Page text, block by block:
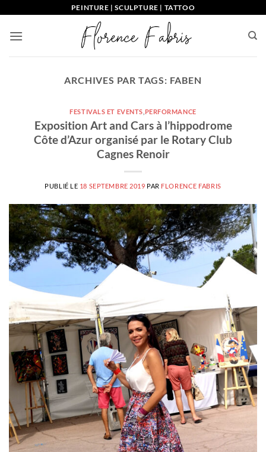
contenu
PEINTURE | SCULPTURE | TATTOO
ARCHIVES PAR TAGS: FABEN
FESTIVALS ET EVENTS PERFORMANCE
Exposition Art and Cars à l’hippodrome
Côte d’Azur organisé par le Rotary Club
Cagnes Renoir
PUBLIÉ LE 18 SEPTEMBRE 2019 PAR FLORENCE FABRIS